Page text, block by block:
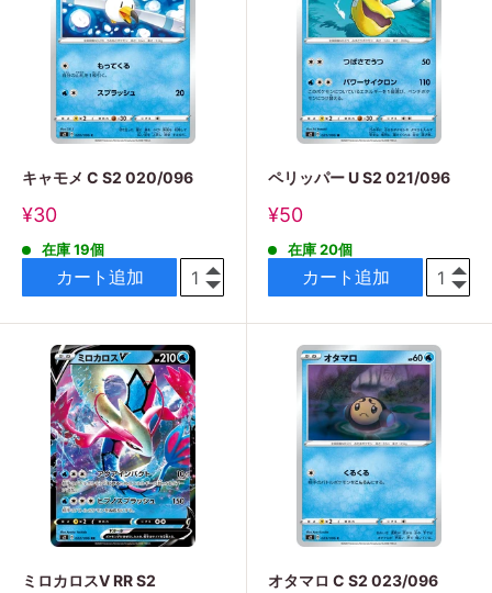
キャモメ C S2 020/096
販
価
¥30
在庫 19個
カート追加
ペリッパー U S2 021/096
販
価
¥50
在庫 20個
カート追加
ミロカロスV RR S2
オタマロ C S2 023/096